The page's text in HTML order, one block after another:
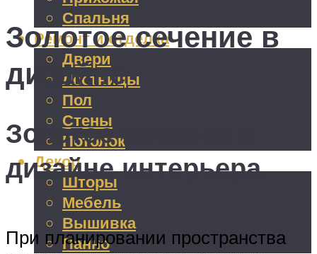
Спальня
Ремонт и отделка
Двери
Лестницы
Пол
Стены
Потолок
Декор
Шторы
Мебель
Вышивка
Панно
Золотое сечение в
дизайне
Золотое сечение в
дизайне интерьера
При планировании пространства